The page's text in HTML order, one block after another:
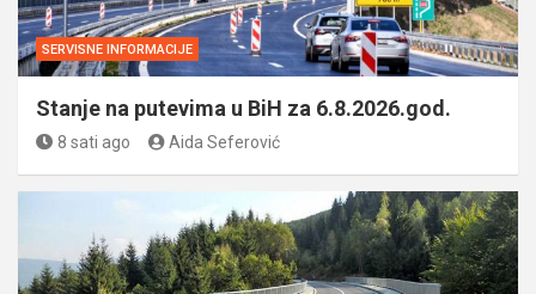
SERVISNE INFORMACIJE
Stanje na putevima u BiH za 6.8.2026.god.
8 sati ago Aida Seferović